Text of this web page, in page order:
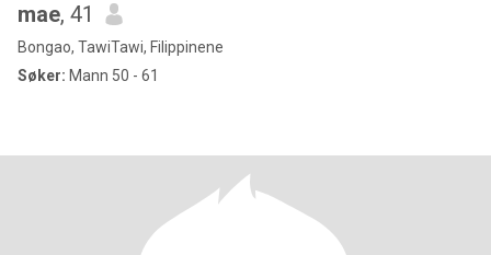
mae, 41
Bongao, TawiTawi, Filippinene
Søker: Mann 50 - 61